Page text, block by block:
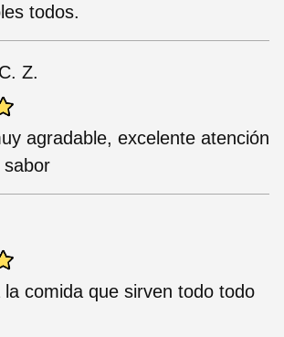
todos.
Z.
agradable, excelente atención
la comida que sirven todo todo